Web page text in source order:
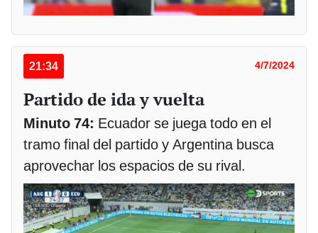
21:34 4/7/2024
Partido de ida y vuelta
Minuto 74: Ecuador se juega todo en el
tramo final del partido y Argentina busca
aprovechar los espacios de su rival.